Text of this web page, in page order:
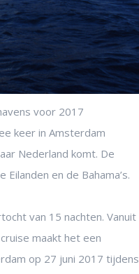
voor 2017
keer in Amsterdam
Nederland komt. De
en de Bahama’s.
van 15 nachten. Vanuit
maakt het een
op 27 juni 2017 tijdens